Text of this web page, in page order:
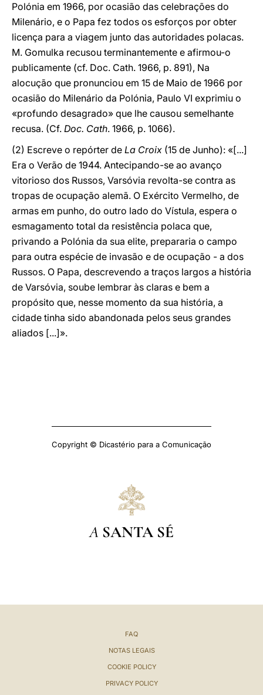
Polónia em 1966, por ocasião das celebrações do
Milenário, e o Papa fez todos os esforços por obter
licença para a viagem junto das autoridades polacas.
M. Gomulka recusou terminantemente e afirmou-o
publicamente (cf. Doc. Cath. 1966, p. 891), Na
alocução que pronunciou em 15 de Maio de 1966 por
ocasião do Milenário da Polónia, Paulo VI exprimiu o
«profundo desagrado» que lhe causou semelhante
recusa. (Cf. Doc. Cath. 1966, p. 1066).
(2) Escreve o repórter de La Croix (15 de Junho): «[...]
Era o Verão de 1944. Antecipando-se ao avanço
vitorioso dos Russos, Varsóvia revolta-se contra as
tropas de ocupação alemã. O Exército Vermelho, de
armas em punho, do outro lado do Vístula, espera o
esmagamento total da resistência polaca que,
privando a Polónia da sua elite, prepararia o campo
para outra espécie de invasão e de ocupação - a dos
Russos. O Papa, descrevendo a traços largos a história
de Varsóvia, soube lembrar às claras e bem a
propósito que, nesse momento da sua história, a
cidade tinha sido abandonada pelos seus grandes
aliados [...]».
Copyright © Dicastério para a Comunicação
A SANTA SÉ
FAQ
NOTAS LEGAIS
COOKIE POLICY
PRIVACY POLICY